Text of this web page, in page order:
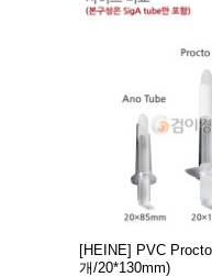
[HEINE] PVC
개/20*130mm)